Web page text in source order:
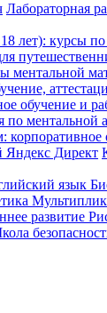
Лабораторная
лет): курсы
ментальной
обучение и
по ментальной
корпоративное
Яндекс Директ
язык
развитие